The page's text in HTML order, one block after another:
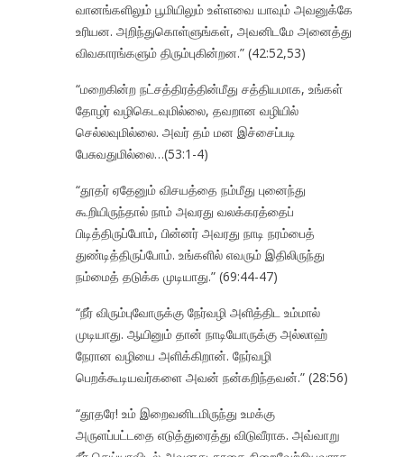
வானங்களிலும் பூமியிலும் உள்ளவை யாவும் அவனுக்கே
உரியன. அறிந்துகொள்ளுங்கள், அவனிடமே அனைத்து
விவகாரங்களும் திரும்புகின்றன.” (42:52,53)
“மறைகின்ற நட்சத்திரத்தின்மீது சத்தியமாக, உங்கள்
தோழர் வழிகெடவுமில்லை, தவறான வழியில்
செல்லவுமில்லை. அவர் தம் மன இச்சைப்படி
பேசுவதுமில்லை…(53:1-4)
“தூதர் ஏதேனும் விசயத்தை நம்மீது புனைந்து
கூறியிருந்தால் நாம் அவரது வலக்கரத்தைப்
பிடித்திருப்போம், பின்னர் அவரது நாடி நரம்பைத்
துண்டித்திருப்போம். உங்களில் எவரும் இதிலிருந்து
நம்மைத் தடுக்க முடியாது.” (69:44-47)
“நீர் விரும்புவோருக்கு நேர்வழி அளித்திட உம்மால்
முடியாது. ஆயினும் தான் நாடியோருக்கு அல்லாஹ்
நேரான வழியை அளிக்கிறான். நேர்வழி
பெறக்கூடியவர்களை அவன் நன்கறிந்தவன்.” (28:56)
“தூதரே! உம் இறைவனிடமிருந்து உமக்கு
அருளப்பட்டதை எடுத்துரைத்து விடுவீராக. அவ்வாறு